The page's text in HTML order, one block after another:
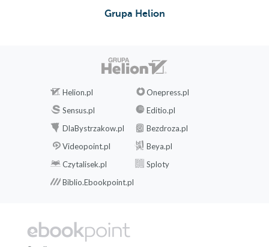
Grupa Helion
Helion.pl
Onepress.pl
Sensus.pl
Editio.pl
DlaBystrzakow.pl
Bezdroza.pl
Videopoint.pl
Beya.pl
Czytalisek.pl
Sploty
Biblio.Ebookpoint.pl